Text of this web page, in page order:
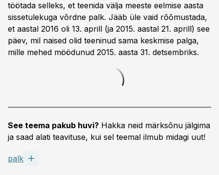
töötada selleks, et teenida välja meeste eelmise aasta
sissetulekuga võrdne palk. Jääb üle vaid rõõmustada,
et aastal 2016 oli 13. aprill (ja 2015. aastal 21. aprill) see
päev, mil naised olid teeninud sama keskmise palga,
mille mehed möödunud 2015. aasta 31. detsembriks.
See teema pakub huvi? Hakka neid märksõnu jälgima
ja saad alati teavituse, kui sel teemal ilmub midagi uut!
palk